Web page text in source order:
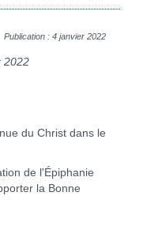
Publication : 4 janvier 2022
2022
du Christ dans le
de l'Épiphanie
la Bonne